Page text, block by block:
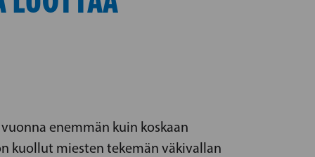
enemmän kuin koskaan
kuollut miesten tekemän väkivallan